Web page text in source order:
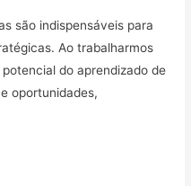
são indispensáveis para
Ao trabalharmos
do aprendizado de
oportunidades,